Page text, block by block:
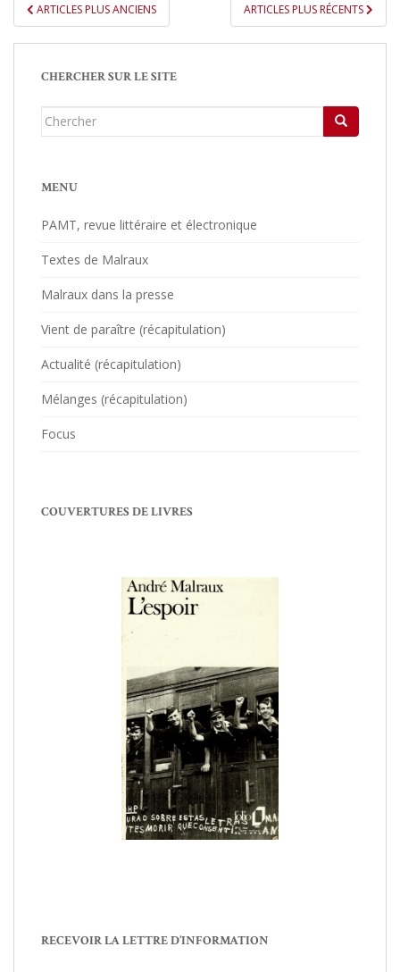
PAGINATION DES ARTICLES
ARTICLES PLUS ANCIENS ARTICLES PLUS RÉCENTS
CHERCHER SUR LE SITE
Chercher...
MENU
PAMT, revue littéraire et électronique
Textes de Malraux
Malraux dans la presse
Vient de paraître (récapitulation)
Actualité (récapitulation)
Mélanges (récapitulation)
Focus
COUVERTURES DE LIVRES
RECEVOIR LA LETTRE D’INFORMATION